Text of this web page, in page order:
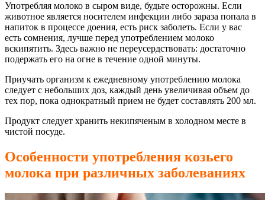
Употребляя молоко в сыром виде, будьте осторожны. Если
животное является носителем инфекции либо зараза попала в
напиток в процессе доения, есть риск заболеть. Если у вас
есть сомнения, лучше перед употреблением молоко
вскипятить. Здесь важно не переусердствовать: достаточно
подержать его на огне в течение одной минуты.
Приучать организм к ежедневному употреблению молока
следует с небольших доз, каждый день увеличивая объем до
тех пор, пока однократный прием не будет составлять 200 мл.
Продукт следует хранить некипяченым в холодном месте в
чистой посуде.
Особенности употребления козьего
молока при различных заболеваниях